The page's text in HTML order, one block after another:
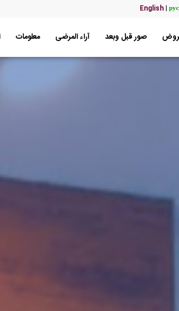
English|
صور قبل وبعد آراء المرضى معلومات